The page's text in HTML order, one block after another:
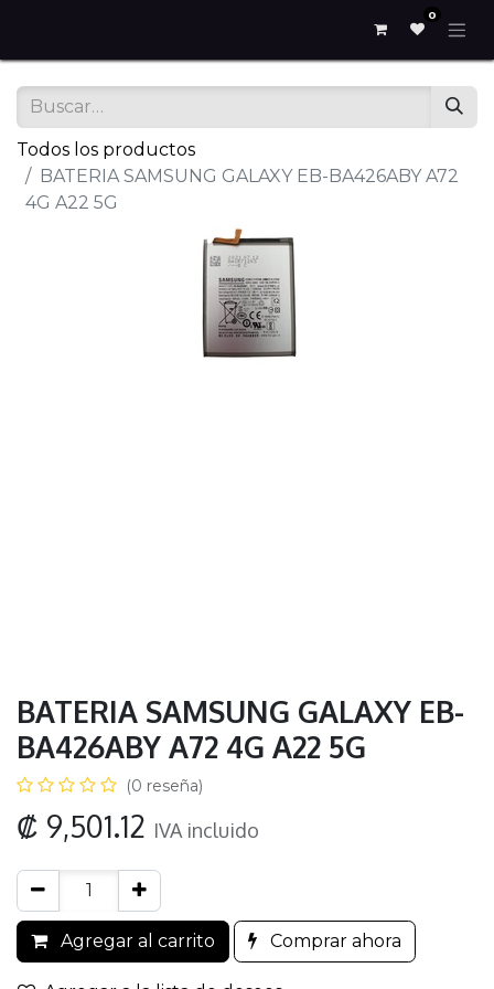
0
Todos los productos
BATERIA SAMSUNG GALAXY EB-BA426ABY A72
4G A22 5G
BATERIA SAMSUNG GALAXY EB-
BA426ABY A72 4G A22 5G
(0 reseña)
₡ 9,501.12 IVA incluido
Agregar al carrito Comprar ahora